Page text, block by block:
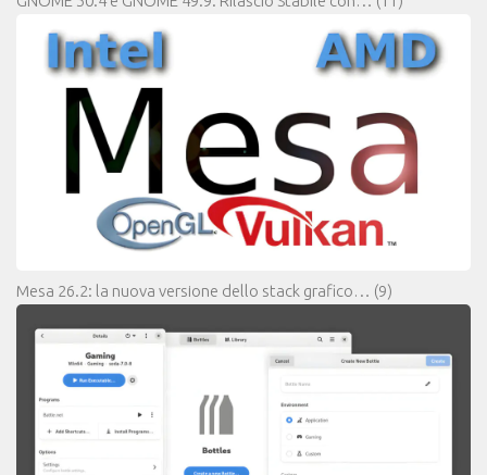
Mesa 26.2: la nuova versione dello stack grafico… (9)